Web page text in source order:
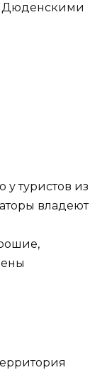
Дюденскими
у туристов из
владеют